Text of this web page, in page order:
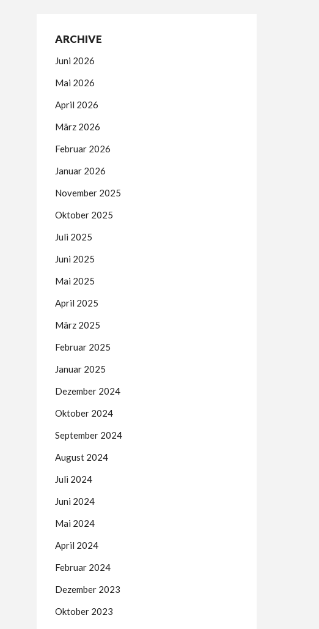
ARCHIVE
Juni 2026
Mai 2026
April 2026
März 2026
Februar 2026
Januar 2026
November 2025
Oktober 2025
Juli 2025
Juni 2025
Mai 2025
April 2025
März 2025
Februar 2025
Januar 2025
Dezember 2024
Oktober 2024
September 2024
August 2024
Juli 2024
Juni 2024
Mai 2024
April 2024
Februar 2024
Dezember 2023
Oktober 2023